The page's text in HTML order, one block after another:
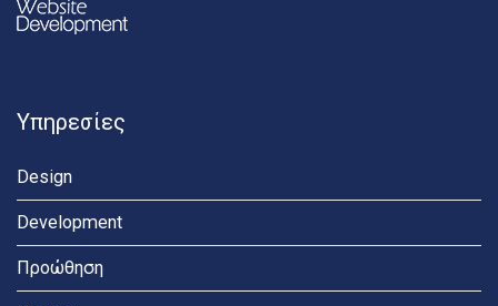
Υπηρεσίες
Design
Development
Προώθηση